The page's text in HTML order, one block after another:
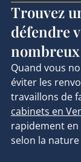
Trouvez
défendre
Quand vous
éviter les
travaillons de
cabinets en
rapidement
selon la